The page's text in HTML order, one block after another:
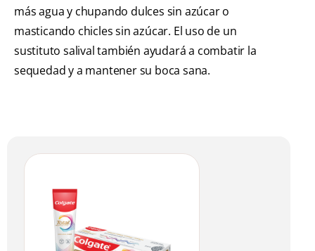
más agua y chupando dulces sin azúcar o
masticando chicles sin azúcar. El uso de un
sustituto salival también ayudará a combatir la
sequedad y a mantener su boca sana.